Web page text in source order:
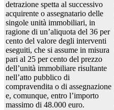
detrazione spetta al successivo
acquirente o assegnatario delle
singole unità immobiliari, in
ragione di un’aliquota del 36 per
cento del valore degli interventi
eseguiti, che si assume in misura
pari al 25 per cento del prezzo
dell’unità immobiliare risultante
nell’atto pubblico di
compravendita o di assegnazione
e, comunque, entro l’importo
massimo di 48.000 euro.